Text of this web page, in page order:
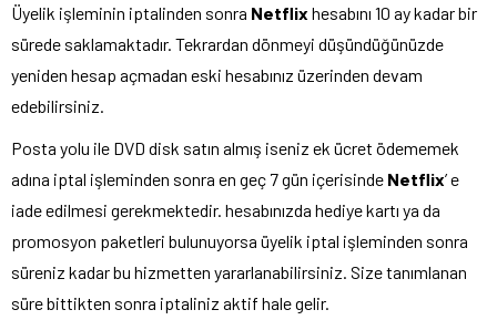
Üyelik işleminin iptalinden sonra Netflix hesabını 10 ay kadar bir
sürede saklamaktadır. Tekrardan dönmeyi düşündüğünüzde
yeniden hesap açmadan eski hesabınız üzerinden devam
edebilirsiniz.
Posta yolu ile DVD disk satın almış iseniz ek ücret ödememek
adına iptal işleminden sonra en geç 7 gün içerisinde Netflix’ e
iade edilmesi gerekmektedir. hesabınızda hediye kartı ya da
promosyon paketleri bulunuyorsa üyelik iptal işleminden sonra
süreniz kadar bu hizmetten yararlanabilirsiniz. Size tanımlanan
süre bittikten sonra iptaliniz aktif hale gelir.